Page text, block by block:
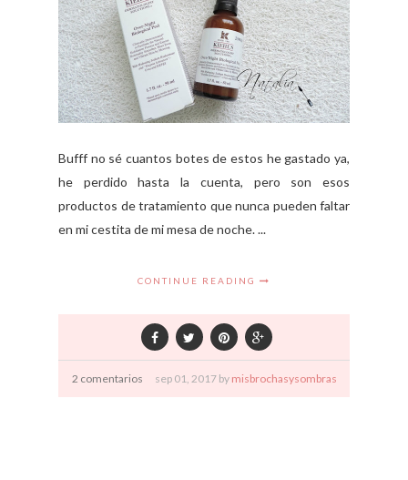
Bufff no sé cuantos botes de estos he gastado ya,
he perdido hasta la cuenta, pero son esos
productos de tratamiento que nunca pueden faltar
en mi cestita de mi mesa de noche. ...
CONTINUE READING
2 comentarios sep 01, 2017 by misbrochasysombras